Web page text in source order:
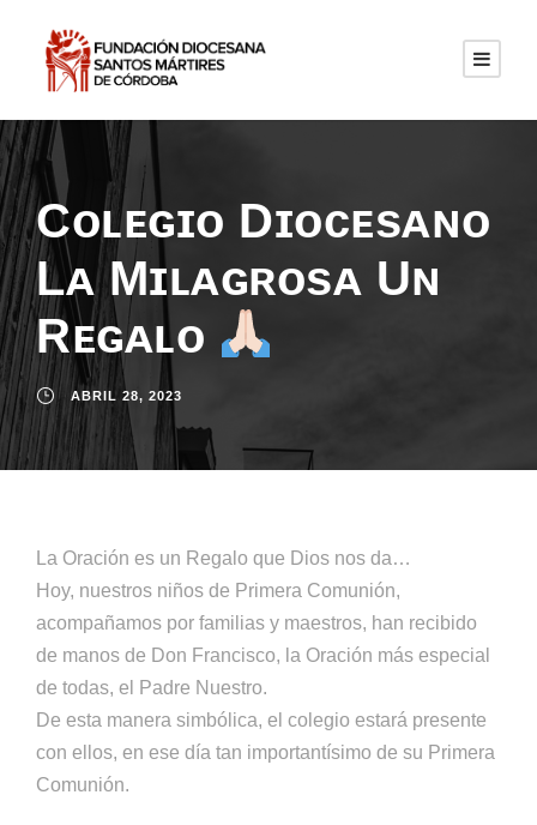
Cᴏʟᴇɢɪᴏ Dɪᴏᴄᴇsᴀɴᴏ
Lᴀ Mɪʟᴀɢʀᴏsᴀ Uɴ
Rᴇɢᴀʟᴏ
ABRIL 28, 2023
La Oración es un Regalo que Dios nos da…
Hoy, nuestros niños de Primera Comunión,
acompañamos por familias y maestros, han recibido
de manos de Don Francisco, la Oración más especial
de todas, el Padre Nuestro.
De esta manera simbólica, el colegio estará presente
con ellos, en ese día tan importantísimo de su Primera
Comunión.